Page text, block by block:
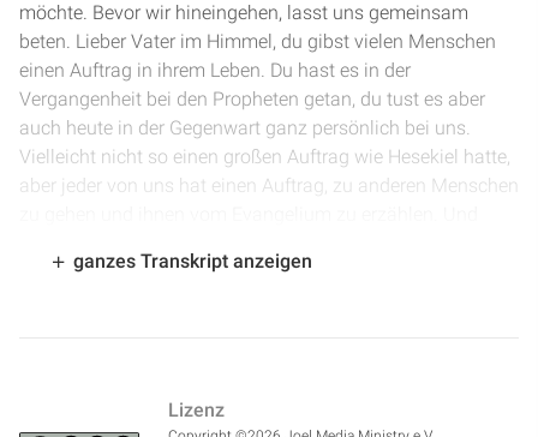
möchte. Bevor wir hineingehen, lasst uns gemeinsam
beten. Lieber Vater im Himmel, du gibst vielen Menschen
einen Auftrag in ihrem Leben. Du hast es in der
Vergangenheit bei den Propheten getan, du tust es aber
auch heute in der Gegenwart ganz persönlich bei uns.
Vielleicht nicht so einen großen Auftrag wie Hesekiel hatte,
aber jeder von uns hat einen Auftrag, zu anderen Menschen
spricht Gott, der Herr.“ Sie aber, ob sie nun darauf hören
ganzes Transkript anzeigen
Lizenz